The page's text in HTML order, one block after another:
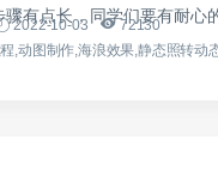
有点长，同学们要有耐心
2022-10-03
72130
,动图制作,海浪效果,静态照转动